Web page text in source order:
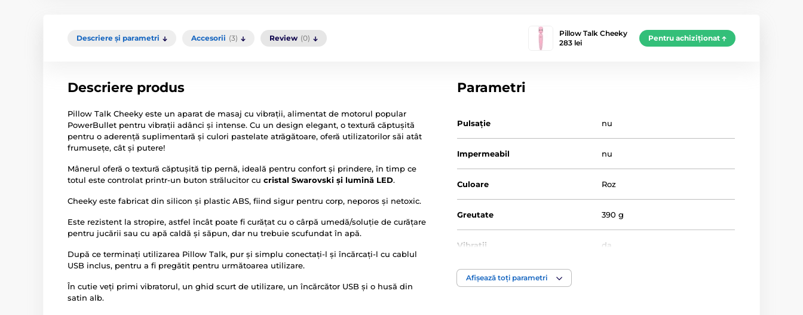
Descriere și parametri Accesorii (3) Review (0)
Pillow Talk Cheeky
283 lei
Pentru achiziționat
Descriere produs
Pillow Talk Cheeky este un aparat de masaj cu vibrații, alimentat de motorul popular
PowerBullet pentru vibrații adânci și intense. Cu un design elegant, o textură căptușită
pentru o aderență suplimentară și culori pastelate atrăgătoare, oferă utilizatorilor săi atât
frumusețe, cât și putere!
Mânerul oferă o textură căptușită tip pernă, ideală pentru confort și prindere, în timp ce
totul este controlat printr-un buton strălucitor cu cristal Swarovski și lumină LED.
Cheeky este fabricat din silicon și plastic ABS, fiind sigur pentru corp, neporos și netoxic.
Este rezistent la stropire, astfel încât poate fi curățat cu o cârpă umedă/soluție de curățare
pentru jucării sau cu apă caldă și săpun, dar nu trebuie scufundat în apă.
După ce terminați utilizarea Pillow Talk, pur și simplu conectați-l și încărcați-l cu cablul
USB inclus, pentru a fi pregătit pentru următoarea utilizare.
În cutie veți primi vibratorul, un ghid scurt de utilizare, un încărcător USB și o husă din
satin alb.
Parametri
Pulsație nu
Impermeabil nu
Culoare Roz
Greutate 390 g
Vibrații da
Zona erogenă
Afișează toți parametri